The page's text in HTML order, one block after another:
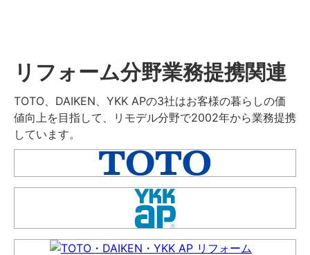
リフォーム分野業務提携関連
TOTO、DAIKEN、YKK APの3社はお客様の暮らしの価
値向上を目指して、リモデル分野で2002年から業務提携
しています。